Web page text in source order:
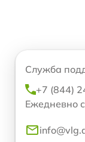
Служба
+7 (844)
Ежедневно